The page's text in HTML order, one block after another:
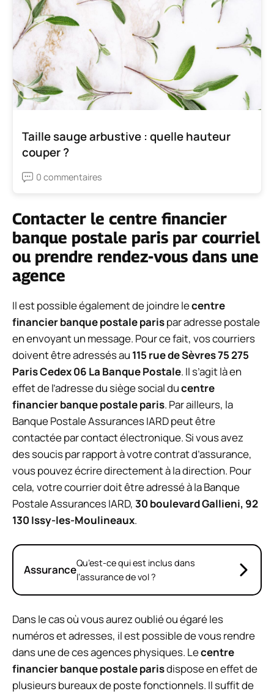
Taille sauge arbustive : quelle hauteur
couper ?
0 commentaires
Contacter le centre financier
banque postale paris par courriel
ou prendre rendez-vous dans une
agence
Il est possible également de joindre lecentre
financier banque postale parispar adresse postale
en envoyant un message. Pour ce fait, vos courriers
doivent être adressés au 115 rue de Sèvres 75 275
Paris Cedex 06 La Banque Postale. Il s’agit là en
effet de l’adresse du siège social ducentre
financier banque postale paris. Par ailleurs, la
Banque Postale Assurances IARD peut être
contactée par contact électronique. Si vous avez
des soucis par rapport à votre contrat d’assurance,
vous pouvez écrire directement à la direction. Pour
cela, votre courrier doit être adressé à la Banque
Postale Assurances IARD, 30 boulevard Gallieni, 92
130 Issy-les-Moulineaux.
AssuranceQu’est-ce qui est inclus dans
l’assurance de vol ?
Dans le cas où vous aurez oublié ou égaré les
numéros et adresses, il est possible de vous rendre
dans une de ces agences physiques. Lecentre
financier banque postale parisdispose en effet de
plusieurs bureaux de poste fonctionnels. Il suffit de